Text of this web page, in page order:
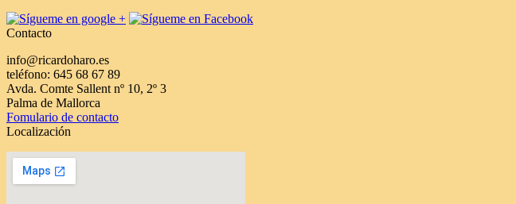
Contacto
info@ricardoharo.es
teléfono: 645 68 67 89
Avda. Comte Sallent nº 10, 2º 3
Palma de Mallorca
Fomulario de contacto
Localización